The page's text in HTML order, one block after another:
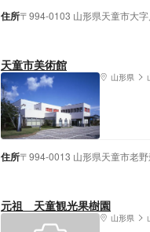
住所〒994-0103 山形県天童市大
天童市美術館
山形県
住所〒994-0013 山形県天童市老
元祖 天童観光果樹園
山形県